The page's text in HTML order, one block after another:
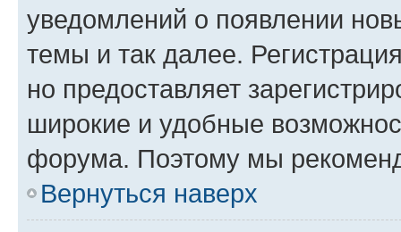
уведомлений о появлении
темы и так далее.
но предоставляет
широкие и удобные
форума. Поэтому мы
Вернуться наверх